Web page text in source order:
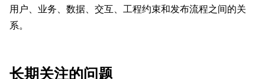
用户、业务、数据、交互、工程约束和发布流程之间的关
系。
长期关注的问题